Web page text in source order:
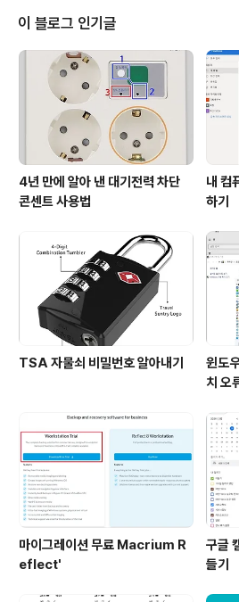
두지요. 그렇다면 어제 저녁 울산 앞 바다 50km 지
진도5의 강진이 발생했다는 국가재난안전처의 문자
은 국민들의 첫 일성은 무엇 이었을까요? 적어도
녁 저와 함께 모임을 하고 있었던 YMCA 회원들의
은 "그럼 고리원전은 괜찮은가?" 하는 걱정이었습
음날 만난 YMCA 회원들과..
이 블로그 인기글
4년 만에 알아 낸 대기전력 차단
콘센트 사용법
내 컴
하기
TSA 자물쇠 비밀번호 알아내기
윈도
치 오
마이그레이션 무료 Macrium R
eflect'
구글
들기